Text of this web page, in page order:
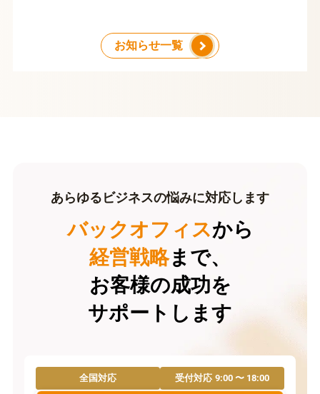
お知らせ一覧
あらゆるビジネスの悩みに対応します
バックオフィスから
経営戦略まで、
お客様の成功を
サポートします
全国対応 受付対応9:00 〜 18:00